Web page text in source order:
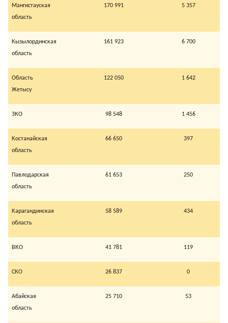
Мангистауская
область
170 991 5 357
Кызылординская
область
161 923 6 700
Область
Жетысу
122 050 1 642
ЗКО 98 548 1 456
Костанайская
область
66 650 397
Павлодарская
область
61 653 250
Карагандинская
область
58 589 434
ВКО 41 781 119
СКО 26 837 0
Абайская
область
25 710 53